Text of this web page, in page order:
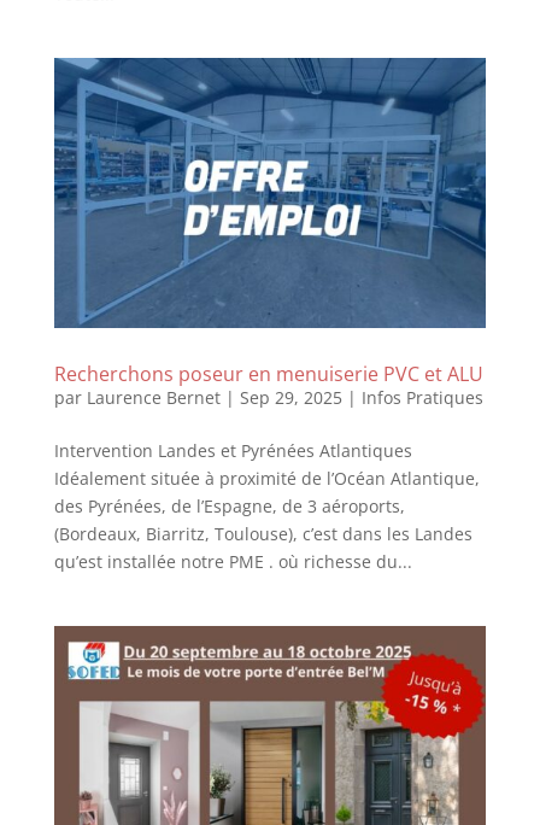
Recherchons poseur en menuiserie PVC et ALU
par Laurence Bernet| Sep 29, 2025| Infos Pratiques
Intervention Landes et Pyrénées Atlantiques
Idéalement située à proximité de l’Océan Atlantique,
des Pyrénées, de l’Espagne, de 3 aéroports,
(Bordeaux, Biarritz, Toulouse), c’est dans les Landes
qu’est installée notre PME . où richesse du...